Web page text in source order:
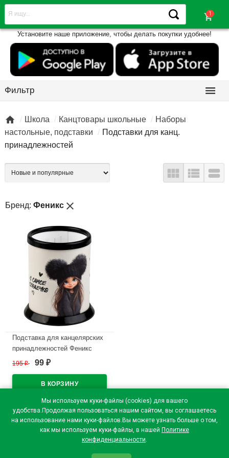
Мы используем куки-файлы (cookies) для вашего
удобства.Продолжая пользоваться нашим сайтом, вы соглашаетесь
на использование нами куки-файлов.Вы можете узнать больше о том,
как мы используем куки-файлы, в нашей Политике
конфиденциальности.
shopping_cart
Установите наше приложение, чтобы делать покупки удобнее!
Фильтр 
 Школа Канцтовары школьные
Наборы
настольные, подставки
Подставки для канц.
принадлежностей
  
Бренд: Феникс close
Подставка для канцелярских
принадлежностей Феникс
стакан Девчонка в шапке
195₽ 99 ₽